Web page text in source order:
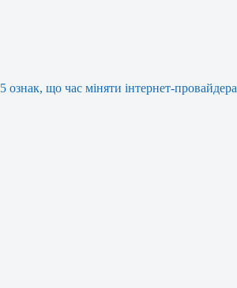
5 ознак, що час міняти інтернет-провайдера